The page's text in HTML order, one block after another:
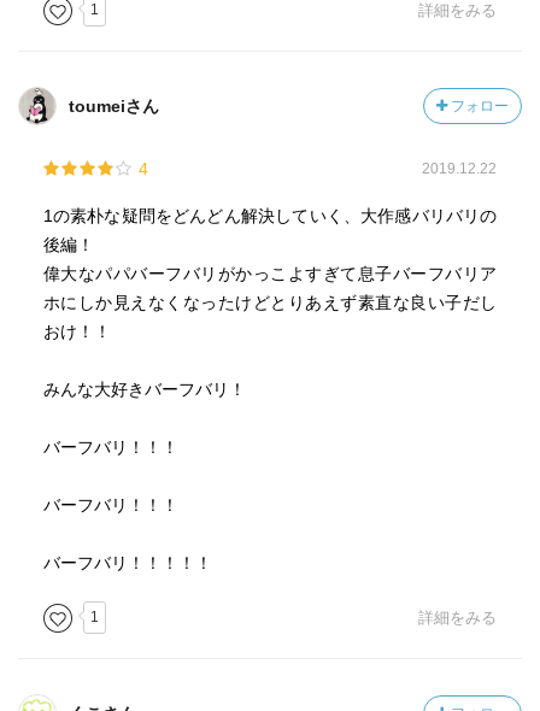
1 詳細をみる
toumeiさん フォロー
4 2019.12.22
1の素朴な疑問をどんどん解決していく、大作感バリバリの
後編！
偉大なパパバーフバリがかっこよすぎて息子バーフバリア
ホにしか見えなくなったけどとりあえず素直な良い子だし
おけ！！
みんな大好きバーフバリ！
バーフバリ！！！
バーフバリ！！！
バーフバリ！！！！！
1 詳細をみる